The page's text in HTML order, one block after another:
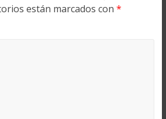
están marcados con *